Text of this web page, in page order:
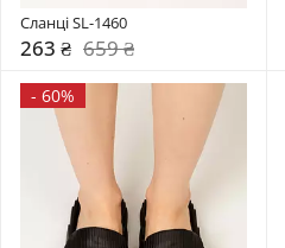
Сланці SL-1460
263 ₴ 659 ₴
- 60%